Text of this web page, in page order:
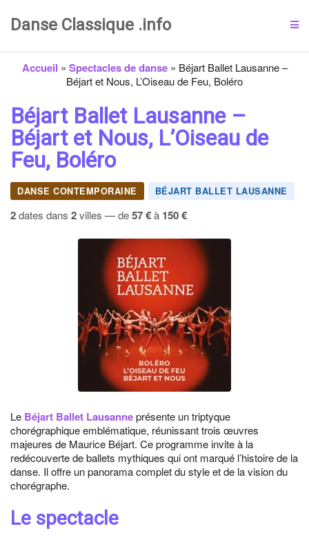
Danse Classique .info
Accueil » Spectacles de danse» Béjart Ballet Lausanne –
Béjart et Nous, L’Oiseau de Feu, Boléro
Béjart Ballet Lausanne –
Béjart et Nous, L’Oiseau de
Feu, Boléro
DANSE CONTEMPORAINE BÉJART BALLET LAUSANNE
2dates dans 2villes — de57 €à 150 €
Le Béjart Ballet Lausanneprésente un triptyque
chorégraphique emblématique, réunissant trois œuvres
majeures de Maurice Béjart. Ce programme invite à la
redécouverte de ballets mythiques qui ont marqué l’histoire de la
danse. Il offre un panorama complet du style et de la vision du
chorégraphe.
Le spectacle